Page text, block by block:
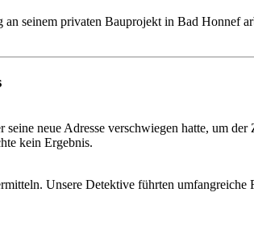
seinem privaten Bauprojekt in Bad Honnef
neue Adresse verschwiegen hatte, um
kein Ergebnis.
Unsere Detektive führten